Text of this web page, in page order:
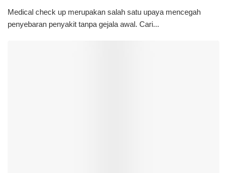
Medical check up merupakan salah satu upaya mencegah
penyebaran penyakit tanpa gejala awal. Cari...